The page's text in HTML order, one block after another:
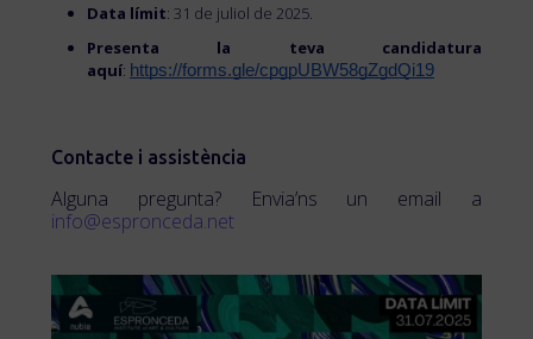
Data límit: 31 de juliol de 2025.
Presenta la teva candidatura
aquí: https://forms.gle/cpgpUBW58gZgdQi19
Contacte i assistència
Alguna pregunta? Envia’ns un email a
info@espronceda.net